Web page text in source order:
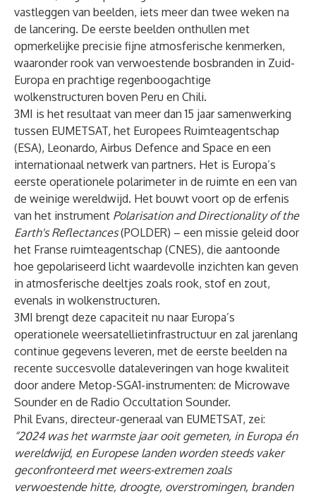
vastleggen van beelden, iets meer dan twee weken na
de lancering. De eerste beelden onthullen met
opmerkelijke precisie fijne atmosferische kenmerken,
waaronder rook van verwoestende bosbranden in Zuid-
Europa en prachtige regenboogachtige
wolkenstructuren boven Peru en Chili.
3MI is het resultaat van meer dan 15 jaar samenwerking
tussen EUMETSAT, het Europees Ruimteagentschap
(ESA), Leonardo, Airbus Defence and Space en een
internationaal netwerk van partners. Het is Europa’s
eerste operationele polarimeter in de ruimte en een van
de weinige wereldwijd. Het bouwt voort op de erfenis
van het instrument Polarisation and Directionality of the
Earth's Reflectances(POLDER) – een missie geleid door
het Franse ruimteagentschap (CNES), die aantoonde
hoe gepolariseerd licht waardevolle inzichten kan geven
in atmosferische deeltjes zoals rook, stof en zout,
evenals in wolkenstructuren.
3MI brengt deze capaciteit nu naar Europa’s
operationele weersatellietinfrastructuur en zal jarenlang
continue gegevens leveren, met de eerste beelden na
recente succesvolle dataleveringen van hoge kwaliteit
door andere Metop-SGA1-instrumenten: de Microwave
Sounder en de Radio Occultation Sounder.
Phil Evans, directeur-generaal van EUMETSAT, zei:
“2024 was het warmste jaar ooit gemeten, in Europa én
wereldwijd, en Europese landen worden steeds vaker
geconfronteerd met weers-extremen zoals
verwoestende hitte, droogte, overstromingen, branden